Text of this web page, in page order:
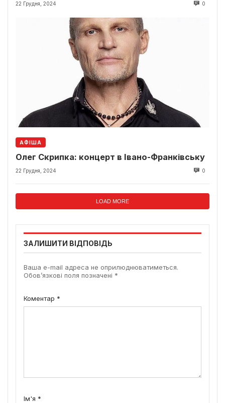
22 Грудня, 2024 0
АФІША
Олег Скрипка: концерт в Івано-Франківську
22 Грудня, 2024 0
LOAD MORE
ЗАЛИШИТИ ВІДПОВІДЬ
Ваша e-mail адреса не оприлюднюватиметься.
Обов’язкові поля позначені *
Коментар *
Ім'я *